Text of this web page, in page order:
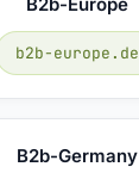
b2b-europe.de
B2b-Germany